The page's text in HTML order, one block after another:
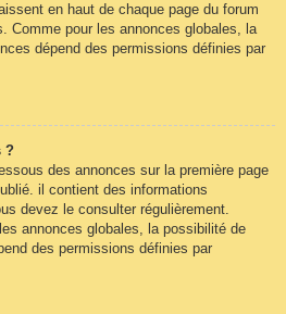
en haut de chaque page du forum
Comme pour les annonces globales, la
dépend des permissions définies par
?
des annonces sur la première page
il contient des informations
devez le consulter régulièrement.
annonces globales, la possibilité de
des permissions définies par